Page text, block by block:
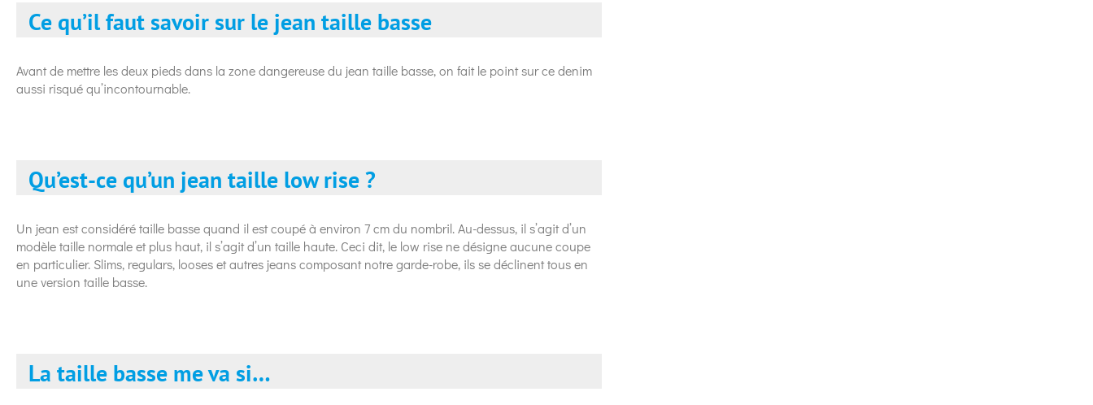
Ce qu’il faut savoir sur le jean taille basse
Avant de mettre les deux pieds dans la zone dangereuse du jean taille basse, on fait le point sur ce denim
aussi risqué qu’incontournable.
Qu’est-ce qu’un jean taille low rise ?
Un jean est considéré taille basse quand il est coupé à environ 7 cm du nombril. Au-dessus, il s’agit d’un
modèle taille normale et plus haut, il s’agit d’un taille haute. Ceci dit, le low rise ne désigne aucune coupe
en particulier. Slims, regulars, looses et autres jeans composant notre garde-robe, ils se déclinent tous en
une version taille basse.
La taille basse me va si…